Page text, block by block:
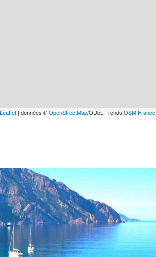
Leaflet | données ©OpenStreetMap/ODbL - renduOSM France